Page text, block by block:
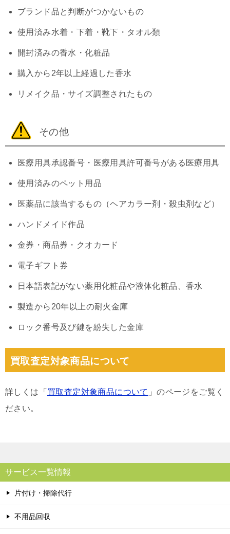
ブランド品と判断がつかないもの
使用済み水着・下着・靴下・タオル類
開封済みの香水・化粧品
購入から2年以上経過した香水
リメイク品・サイズ調整されたもの
その他
医療用具承認番号・医療用具許可番号がある医療用具
使用済みのペット用品
医薬品に該当するもの（ヘアカラー剤・殺虫剤など）
ハンドメイド作品
金券・商品券・クオカード
電子ギフト券
日本語表記がない薬用化粧品や液体化粧品、香水
製造から20年以上の耐火金庫
ロック番号及び鍵を紛失した金庫
買取査定対象商品について
詳しくは「 買取査定対象商品について 」のページをご覧く
ださい。
サービス一覧情報
片付け・掃除代行
不用品回収